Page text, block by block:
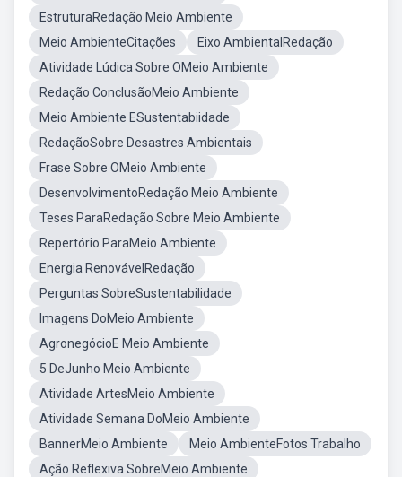
EstruturaRedação Meio Ambiente
Meio AmbienteCitações
Eixo AmbientalRedação
Atividade Lúdica Sobre OMeio Ambiente
Redação ConclusãoMeio Ambiente
Meio Ambiente ESustentabiidade
RedaçãoSobre Desastres Ambientais
Frase Sobre OMeio Ambiente
DesenvolvimentoRedação Meio Ambiente
Teses ParaRedação Sobre Meio Ambiente
Repertório ParaMeio Ambiente
Energia RenovávelRedação
Perguntas SobreSustentabilidade
Imagens DoMeio Ambiente
AgronegócioE Meio Ambiente
5 DeJunho Meio Ambiente
Atividade ArtesMeio Ambiente
Atividade Semana DoMeio Ambiente
BannerMeio Ambiente
Meio AmbienteFotos Trabalho
Ação Reflexiva SobreMeio Ambiente